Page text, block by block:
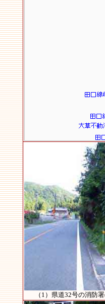
（1）県道32号の消防